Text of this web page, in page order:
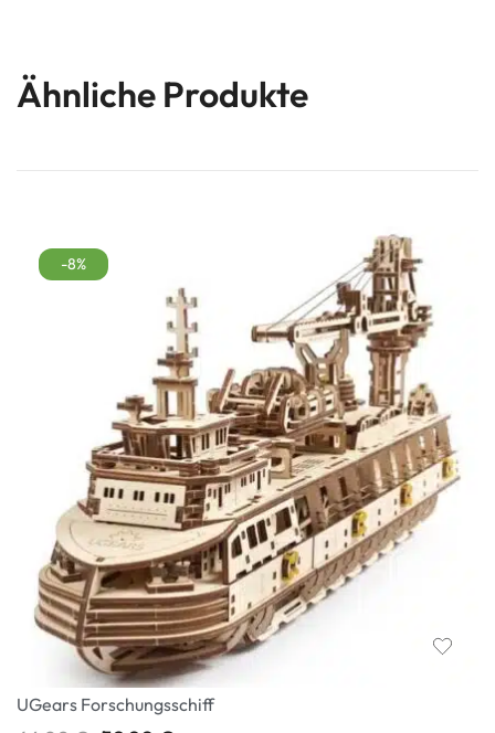
Ähnliche Produkte
-8%
UGears Forschungsschiff